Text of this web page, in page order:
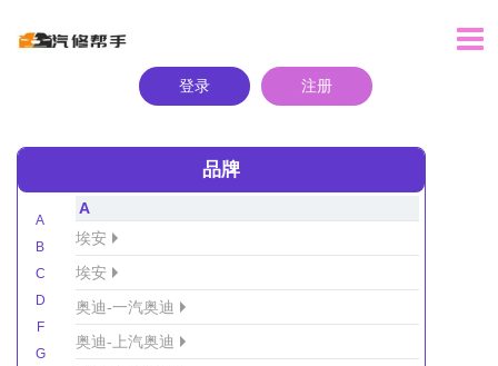
登录 注册
品牌
A
B
C
D
F
G
A
埃安
埃安
奥迪-一汽奥迪
奥迪-上汽奥迪